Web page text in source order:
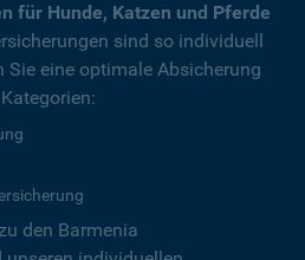
für Hunde, Katzen und Pferde
sind so individuell
Sie eine optimale Absicherung
den Barmenia